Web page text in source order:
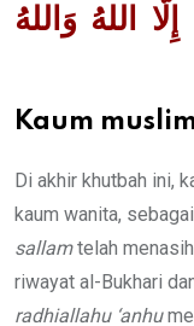
اللهُ وَاللهُ
Kaum
Di akhir khutbah ini,
kaum wanita,
sallamtelah
riwayat al-Bukhari
radhiallahu ‘anhu